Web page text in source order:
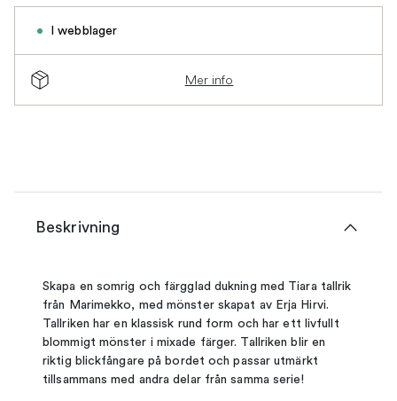
I webblager
Mer info
Beskrivning
Skapa en somrig och färgglad dukning med Tiara tallrik
från Marimekko, med mönster skapat av Erja Hirvi.
Tallriken har en klassisk rund form och har ett livfullt
blommigt mönster i mixade färger. Tallriken blir en
riktig blickfångare på bordet och passar utmärkt
tillsammans med andra delar från samma serie!